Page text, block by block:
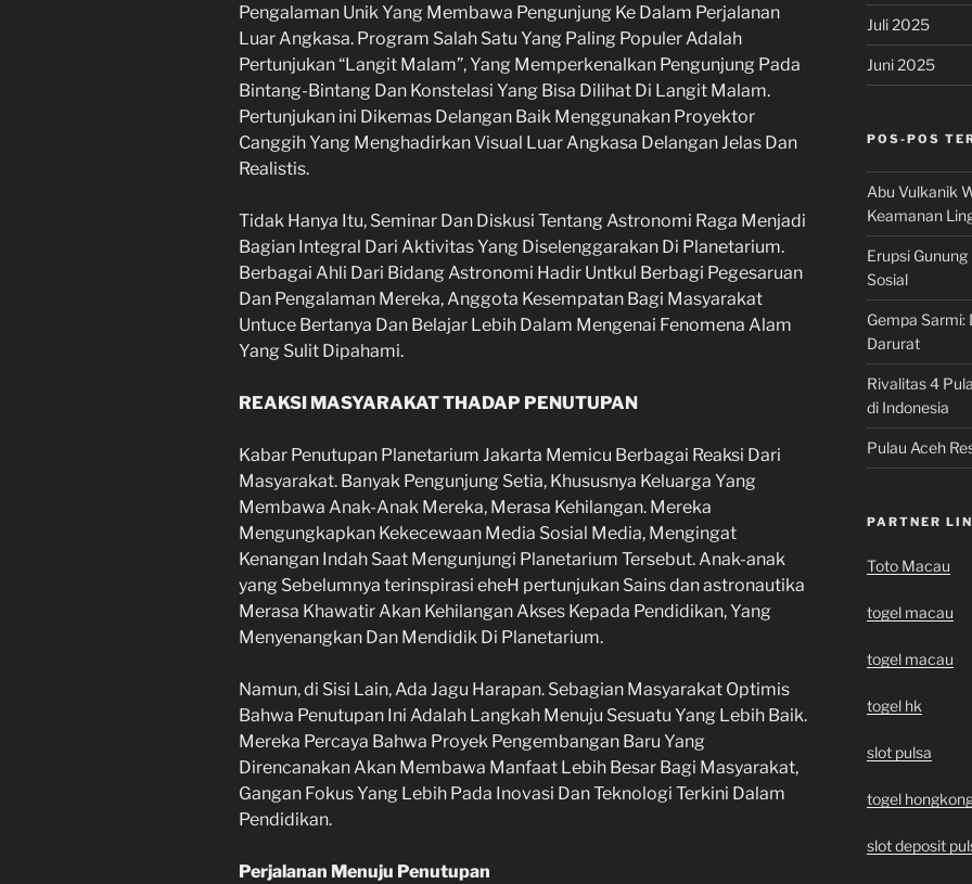
Pengalaman Unik Yang Membawa Pengunjung Ke Dalam Perjalanan
Luar Angkasa. Program Salah Satu Yang Paling Populer Adalah
Pertunjukan “Langit Malam”, Yang Memperkenalkan Pengunjung Pada
Bintang-Bintang Dan Konstelasi Yang Bisa Dilihat Di Langit Malam.
Pertunjukan ini Dikemas Delangan Baik Menggunakan Proyektor
Canggih Yang Menghadirkan Visual Luar Angkasa Delangan Jelas Dan
Realistis.
Tidak Hanya Itu, Seminar Dan Diskusi Tentang Astronomi Raga Menjadi
Bagian Integral Dari Aktivitas Yang Diselenggarakan Di Planetarium.
Berbagai Ahli Dari Bidang Astronomi Hadir Untkul Berbagi Pegesaruan
Dan Pengalaman Mereka, Anggota Kesempatan Bagi Masyarakat
Untuce Bertanya Dan Belajar Lebih Dalam Mengenai Fenomena Alam
Yang Sulit Dipahami.
REAKSI MASYARAKAT THADAP PENUTUPAN
Kabar Penutupan Planetarium Jakarta Memicu Berbagai Reaksi Dari
Masyarakat. Banyak Pengunjung Setia, Khususnya Keluarga Yang
Membawa Anak-Anak Mereka, Merasa Kehilangan. Mereka
Mengungkapkan Kekecewaan Media Sosial Media, Mengingat
Kenangan Indah Saat Mengunjungi Planetarium Tersebut. Anak-anak
yang Sebelumnya terinspirasi eheH pertunjukan Sains dan astronautika
Merasa Khawatir Akan Kehilangan Akses Kepada Pendidikan, Yang
Menyenangkan Dan Mendidik Di Planetarium.
Namun, di Sisi Lain, Ada Jagu Harapan. Sebagian Masyarakat Optimis
Bahwa Penutupan Ini Adalah Langkah Menuju Sesuatu Yang Lebih Baik.
Mereka Percaya Bahwa Proyek Pengembangan Baru Yang
Direncanakan Akan Membawa Manfaat Lebih Besar Bagi Masyarakat,
Gangan Fokus Yang Lebih Pada Inovasi Dan Teknologi Terkini Dalam
Pendidikan.
Perjalanan Menuju Penutupan
Juli 2025
Juni 2025
POS-POS
Abu Vulkanik
Keamanan
Erupsi
Sosial
Gempa Sarmi:
Darurat
Rivalitas 4
di Indonesia
Pulau Aceh
PARTNER
Toto Macau
togel macau
togel macau
togel hk
slot pulsa
togel
slot deposit